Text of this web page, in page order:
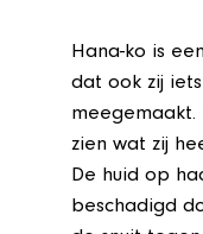
Hana-ko is
dat ook zij
meegemaakt.
zien wat zij
De huid op
beschadigd